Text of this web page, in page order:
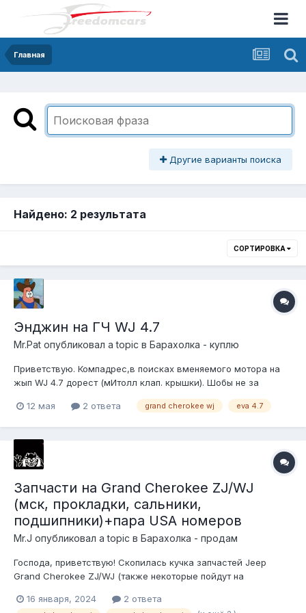
Главная
Другие варианты поиска
Найдено: 2 результата
СОРТИРОВКА
Энджин на ГЧ WJ 4.7
Mr.Pat опубликовал a topic в Барахолка - куплю
Приветствую. Компадрес,в поисках вменяемого мотора на
жып WJ 4.7 дорест (мИтолл клап. крышки). Шобы не за
ржавчину с цилиндров соскрести осталось и поедет"
12 мая 2 ответа grand cherokee wj eva 4.7
Запчасти на Grand Cherokee ZJ/WJ
(мск, прокладки, сальники,
подшипники)+пара USA номеров
Mr.J опубликовал a topic в Барахолка - продам
Господа, приветствую! Скопилась кучка запчастей Jeep
Grand Cherokee ZJ/WJ (также некоторые пойдут на
Территориально в Новосибирске. Отправка ТК возможна.
16 января, 2024 2 ответа